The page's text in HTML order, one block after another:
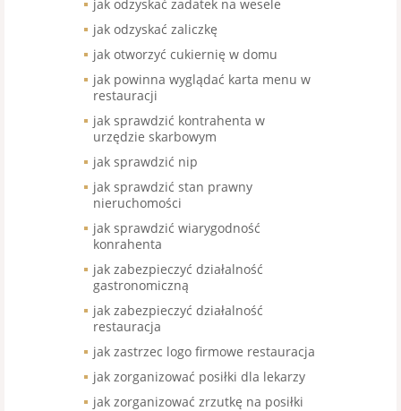
jak odzyskać zadatek na wesele
jak odzyskać zaliczkę
jak otworzyć cukiernię w domu
jak powinna wyglądać karta menu w
restauracji
jak sprawdzić kontrahenta w
urzędzie skarbowym
jak sprawdzić nip
jak sprawdzić stan prawny
nieruchomości
jak sprawdzić wiarygodność
konrahenta
jak zabezpieczyć działalność
gastronomiczną
jak zabezpieczyć działalność
restauracja
jak zastrzec logo firmowe restauracja
jak zorganizować posiłki dla lekarzy
jak zorganizować zrzutkę na posiłki